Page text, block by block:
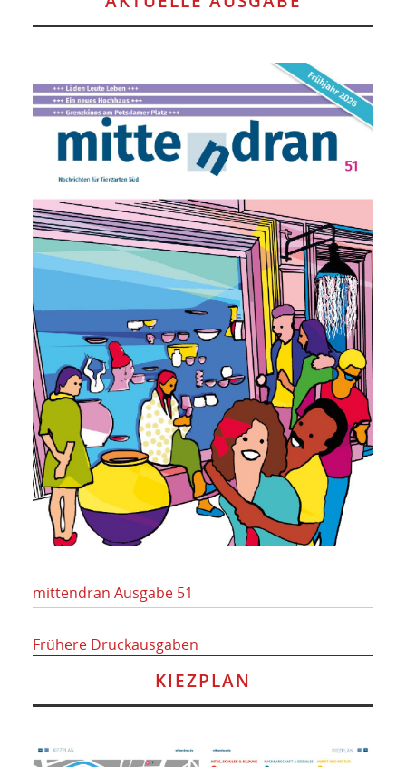
mittendran Ausgabe 51
Frühere Druckausgaben
KIEZPLAN